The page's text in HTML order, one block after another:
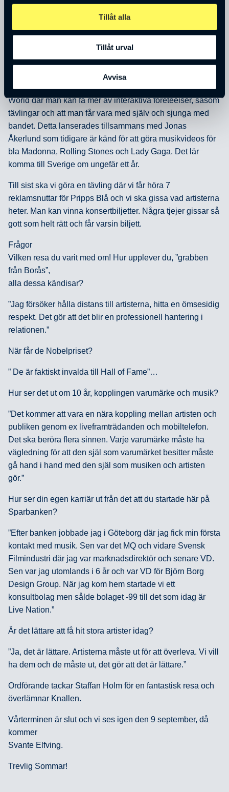
Tillåt alla
Tillåt urval
Avvisa
Staffan menar att det finns inget som är så starkt som
musik. Det är en genväg till konsumentens medvetande att
Nu börjar man använda varumärket ABBA . Det finns en
stor efterfrågan på detta genom framförallt ”Mamma Mia”.
Man vill uppleva mer av ABBA och därför skapas ABBA
World där man kan få mer av interaktiva företeelser, såsom
tävlingar och att man får vara med själv och sjunga med
bandet. Detta lanserades tillsammans med Jonas
Åkerlund som tidigare är känd för att göra musikvideos för
bla Madonna, Rolling Stones och Lady Gaga. Det lär
komma till Sverige om ungefär ett år.
Till sist ska vi göra en tävling där vi får höra 7
reklamsnuttar för Pripps Blå och vi ska gissa vad artisterna
heter. Man kan vinna konsertbiljetter. Några tjejer gissar så
gott som helt rätt och får varsin biljett.
Frågor
Vilken resa du varit med om! Hur upplever du, ”grabben
från Borås”,
alla dessa kändisar?
”Jag försöker hålla distans till artisterna, hitta en ömsesidig
respekt. Det gör att det blir en professionell hantering i
relationen.”
När får de Nobelpriset?
” De är faktiskt invalda till Hall of Fame”…
Hur ser det ut om 10 år, kopplingen varumärke och musik?
”Det kommer att vara en nära koppling mellan artisten och
publiken genom ex liveframträdanden och mobiltelefon.
Det ska beröra flera sinnen. Varje varumärke måste ha
vägledning för att den själ som varumärket besitter måste
gå hand i hand med den själ som musiken och artisten
gör.”
Hur ser din egen karriär ut från det att du startade här på
Sparbanken?
”Efter banken jobbade jag i Göteborg där jag fick min första
kontakt med musik. Sen var det MQ och vidare Svensk
Filmindustri där jag var marknadsdirektör och senare VD.
Sen var jag utomlands i 6 år och var VD för Björn Borg
Design Group. När jag kom hem startade vi ett
konsultbolag men sålde bolaget -99 till det som idag är
Live Nation.”
Är det lättare att få hit stora artister idag?
”Ja, det är lättare. Artisterna måste ut för att överleva. Vi vill
ha dem och de måste ut, det gör att det är lättare.”
Ordförande tackar Staffan Holm för en fantastisk resa och
överlämnar Knallen.
Vårterminen är slut och vi ses igen den 9 september, då
kommer
Svante Elfving.
Trevlig Sommar!